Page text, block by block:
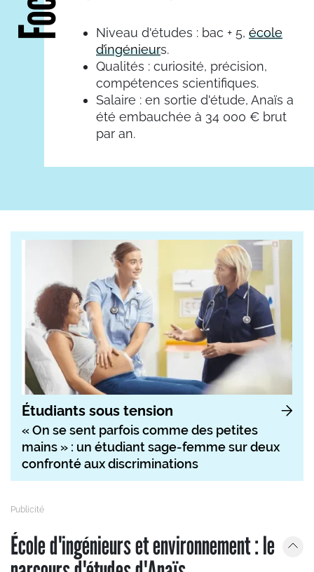
Niveau d'études : bac + 5, école
d’ingénieurs.
Qualités : curiosité, précision,
compétences scientifiques.
Salaire : en sortie d'étude, Anaïs a
été embauchée à 34 000 € brut
par an.
Étudiants sous tension
« On se sent parfois comme des petites
mains » : un étudiant sage-femme sur deux
confronté aux discriminations
École d'ingénieurs et environnement : le